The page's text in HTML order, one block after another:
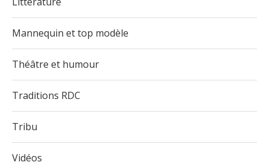
Mannequin et top modèle
Théâtre et humour
Traditions RDC
Tribu
Vidéos